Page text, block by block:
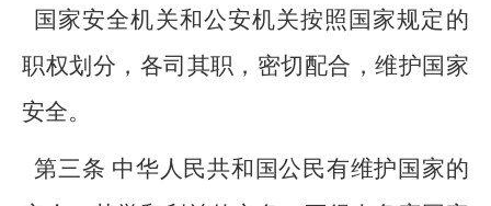
国家安全机关和公安机关按照国家规定的
职权划分，各司其职，密切配合，维护国家
安全。
第三条 中华人民共和国公民有维护国家的